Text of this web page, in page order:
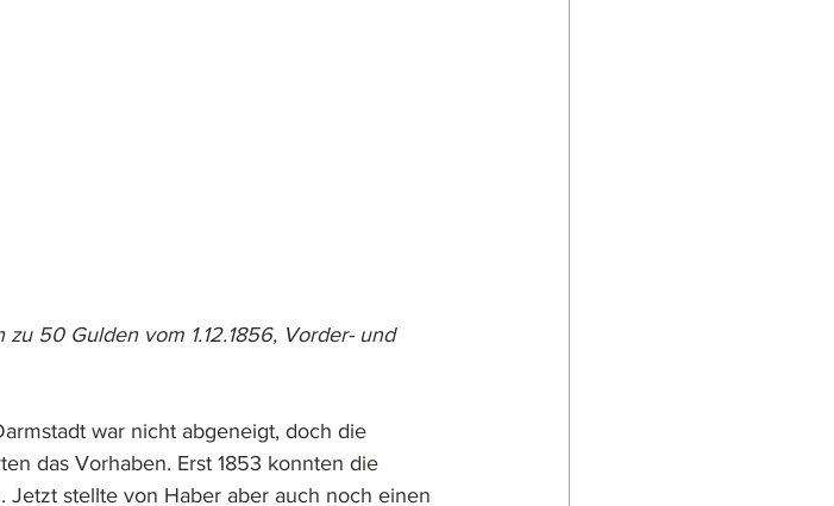
zu 50 Gulden vom 1.12.1856, Vorder- und
war nicht abgeneigt, doch die
das Vorhaben. Erst 1853 konnten die
stellte von Haber aber auch noch einen